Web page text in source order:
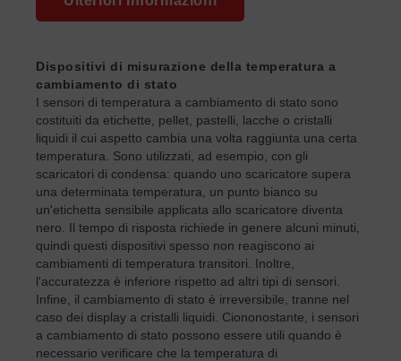
Dispositivi di misurazione della temperatura a
cambiamento di stato
I sensori di temperatura a cambiamento di stato sono
costituiti da etichette, pellet, pastelli, lacche o cristalli
liquidi il cui aspetto cambia una volta raggiunta una certa
temperatura. Sono utilizzati, ad esempio, con gli
scaricatori di condensa: quando uno scaricatore supera
una determinata temperatura, un punto bianco su
un'etichetta sensibile applicata allo scaricatore diventa
nero. Il tempo di risposta richiede in genere alcuni minuti,
quindi questi dispositivi spesso non reagiscono ai
cambiamenti di temperatura transitori. Inoltre,
l'accuratezza è inferiore rispetto ad altri tipi di sensori.
Infine, il cambiamento di stato è irreversibile, tranne nel
caso dei display a cristalli liquidi. Ciononostante, i sensori
a cambiamento di stato possono essere utili quando è
necessario verificare che la temperatura di